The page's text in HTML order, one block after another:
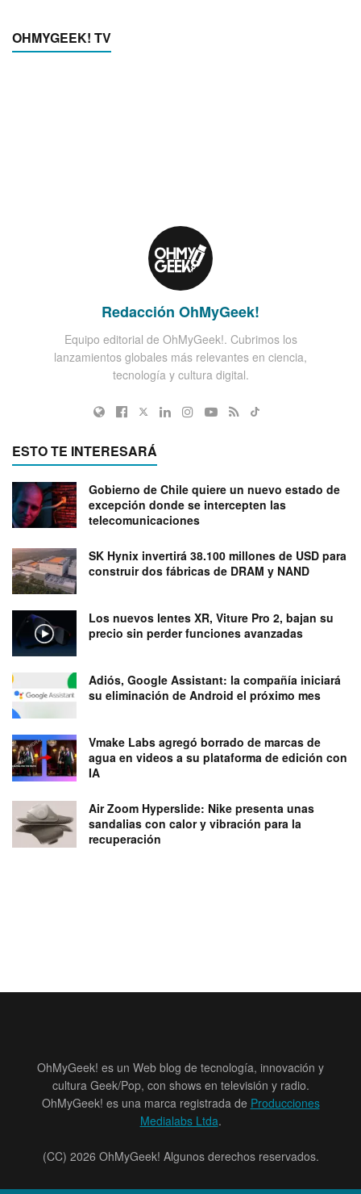
OHMYGEEK! TV
Redacción OhMyGeek!
Equipo editorial de OhMyGeek!. Cubrimos los
lanzamientos globales más relevantes en ciencia,
tecnología y cultura digital.
ESTO TE INTERESARÁ
Gobierno de Chile quiere un nuevo estado de
excepción donde se intercepten las
telecomunicaciones
SK Hynix invertirá 38.100 millones de USD para
construir dos fábricas de DRAM y NAND
Los nuevos lentes XR, Viture Pro 2, bajan su
precio sin perder funciones avanzadas
Adiós, Google Assistant: la compañía iniciará
su eliminación de Android el próximo mes
Vmake Labs agregó borrado de marcas de
agua en videos a su plataforma de edición con
IA
Air Zoom Hyperslide: Nike presenta unas
sandalias con calor y vibración para la
recuperación
OhMyGeek! es un Web blog de tecnología, innovación y
cultura Geek/Pop, con shows en televisión y radio.
OhMyGeek! es una marca registrada de Producciones
Medialabs Ltda.
(CC) 2026 OhMyGeek! Algunos derechos reservados.